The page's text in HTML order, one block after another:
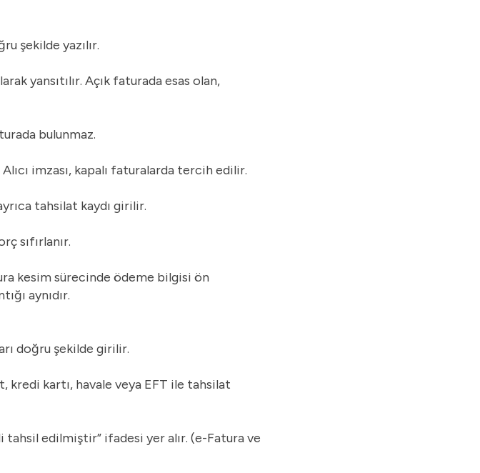
şekilde yazılır.
yansıtılır. Açık faturada esas olan,
bulunmaz.
imzası, kapalı faturalarda tercih edilir.
tahsilat kaydı girilir.
sıfırlanır.
kesim sürecinde ödeme bilgisi ön
aynıdır.
doğru şekilde girilir.
kredi kartı, havale veya EFT ile tahsilat
edilmiştir” ifadesi yer alır. (e-Fatura ve